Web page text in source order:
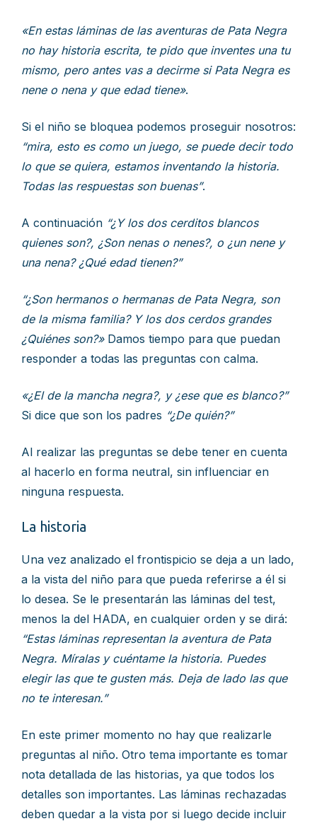
«En estas láminas de las aventuras de Pata Negra
no hay historia escrita, te pido que inventes una tu
mismo, pero antes vas a decirme si Pata Negra es
nene o nena y que edad tiene».
Si el niño se bloquea podemos proseguir nosotros:
“mira, esto es como un juego, se puede decir todo
lo que se quiera, estamos inventando la historia.
Todas las respuestas son buenas”.
A continuación “¿Y los dos cerditos blancos
quienes son?, ¿Son nenas o nenes?, o ¿un nene y
una nena? ¿Qué edad tienen?”
“¿Son hermanos o hermanas de Pata Negra, son
de la misma familia? Y los dos cerdos grandes
¿Quiénes son?»Damos tiempo para que puedan
responder a todas las preguntas con calma.
«¿El de la mancha negra?, y ¿ese que es blanco?”
Si dice que son los padres “¿De quién?”
Al realizar las preguntas se debe tener en cuenta
al hacerlo en forma neutral, sin influenciar en
ninguna respuesta.
La historia
Una vez analizado el frontispicio se deja a un lado,
a la vista del niño para que pueda referirse a él si
lo desea. Se le presentarán las láminas del test,
menos la del HADA, en cualquier orden y se dirá:
“Estas láminas representan la aventura de Pata
Negra. Míralas y cuéntame la historia. Puedes
elegir las que te gusten más. Deja de lado las que
no te interesan.”
En este primer momento no hay que realizarle
preguntas al niño. Otro tema importante es tomar
nota detallada de las historias, ya que todos los
detalles son importantes. Las láminas rechazadas
deben quedar a la vista por si luego decide incluir